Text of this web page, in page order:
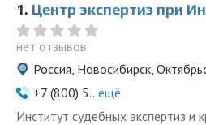
1. Центр экспертиз при Институте
нет отзывов
Россия, Новосибирск,
+7 (800) 5...ещё
Институт судебных экспертиз и